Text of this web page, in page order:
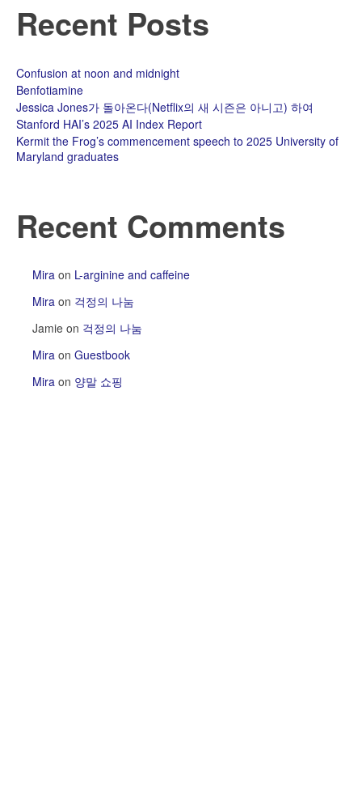
Recent Posts
Confusion at noon and midnight
Benfotiamine
Jessica Jones가 돌아온다(Netflix의 새 시즌은 아니고) 하여
Stanford HAI’s 2025 AI Index Report
Kermit the Frog’s commencement speech to 2025 University of
Maryland graduates
Recent Comments
Mira on L-arginine and caffeine
Mira on 걱정의 나눔
Jamie on 걱정의 나눔
Mira on Guestbook
Mira on 양말 쇼핑